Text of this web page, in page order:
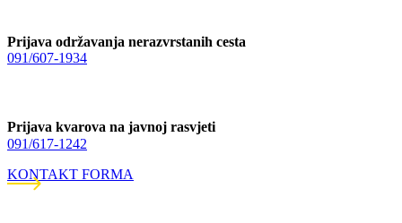
Prijava održavanja nerazvrstanih cesta
091/607-1934
Prijava kvarova na javnoj rasvjeti
091/617-1242
KONTAKT FORMA